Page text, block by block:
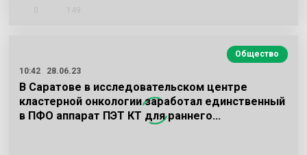
Общество
10:42
28.06.23
В Саратове в исследовательском центре
кластерной онкологии заработал единственный
в ПФО аппарат ПЭТ КТ для раннего…